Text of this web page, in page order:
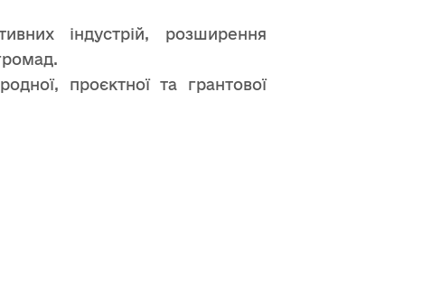
індустрій, розширення
проєктної та грантової